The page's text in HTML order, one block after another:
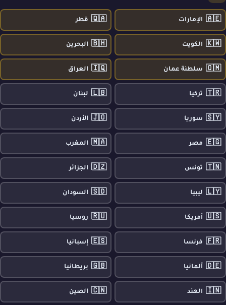
🇦🇪 الإمارات 🇶🇦 قطر
🇰🇼 الكويت 🇧🇭 البحرين
🇴🇲 سلطنة عمان 🇮🇶 العراق
🇹🇷 تركيا 🇱🇧 لبنان
🇸🇾 سوريا 🇯🇴 الأردن
🇪🇬 مصر 🇲🇦 المغرب
🇹🇳 تونس 🇩🇿 الجزائر
🇱🇾 ليبيا 🇸🇩 السودان
🇺🇸 أمريكا 🇷🇺 روسيا
🇫🇷 فرنسا 🇪🇸 إسبانيا
🇩🇪 ألمانيا 🇬🇧 بريطانيا
🇮🇳 الهند 🇨🇳 الصين